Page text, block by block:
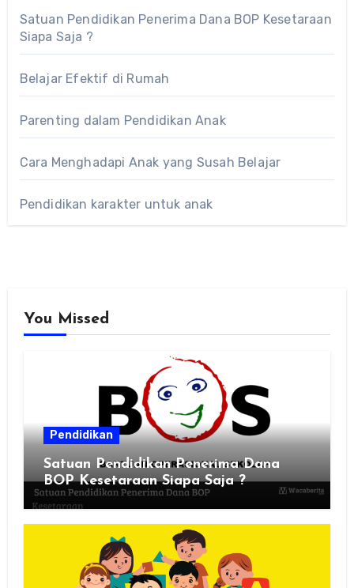
Satuan Pendidikan Penerima Dana BOP Kesetaraan
Siapa Saja ?
Belajar Efektif di Rumah
Parenting dalam Pendidikan Anak
Cara Menghadapi Anak yang Susah Belajar
Pendidikan karakter untuk anak
You Missed
Pendidikan
Satuan Pendidikan Penerima Dana
BOP Kesetaraan Siapa Saja ?